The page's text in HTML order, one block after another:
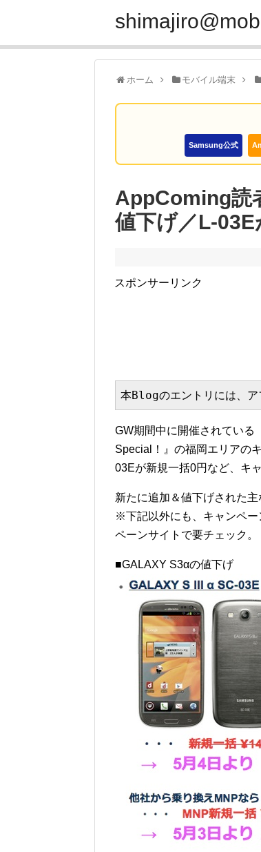
ホーム モバイル端末
Samsung公式
AppComing読
値下げ／L-03E
スポンサーリンク
本Blogのエントリには、ア
GW期間中に開催されている
Special！』の福岡エリアの
03Eが新規一括0円など、キ
新たに追加＆値下げされた
※下記以外にも、キャンペ
ペーンサイトで要チェック。
■GALAXY S3αの値下げ